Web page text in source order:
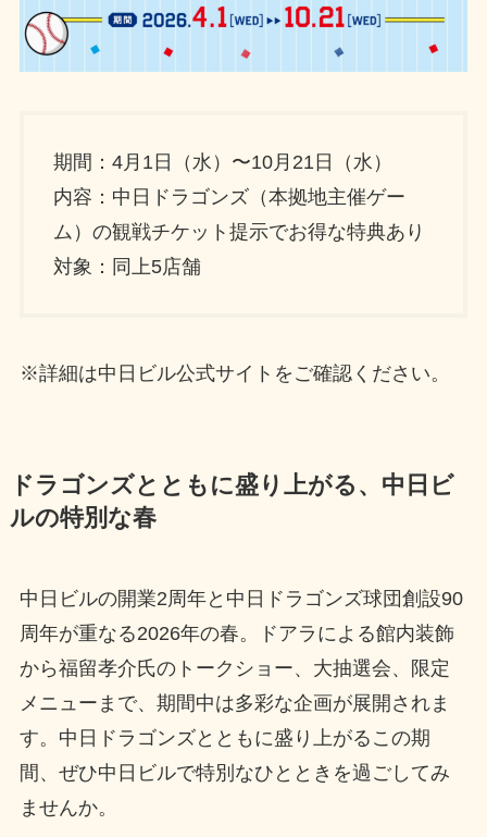
期間：4月1日（水）〜10月21日（水）
内容：中日ドラゴンズ（本拠地主催ゲー
ム）の観戦チケット提示でお得な特典あり
対象：同上5店舗
※詳細は中日ビル公式サイトをご確認ください。
ドラゴンズとともに盛り上がる、中日ビ
ルの特別な春
中日ビルの開業2周年と中日ドラゴンズ球団創設90
周年が重なる2026年の春。ドアラによる館内装飾
から福留孝介氏のトークショー、大抽選会、限定
メニューまで、期間中は多彩な企画が展開されま
す。中日ドラゴンズとともに盛り上がるこの期
間、ぜひ中日ビルで特別なひとときを過ごしてみ
ませんか。